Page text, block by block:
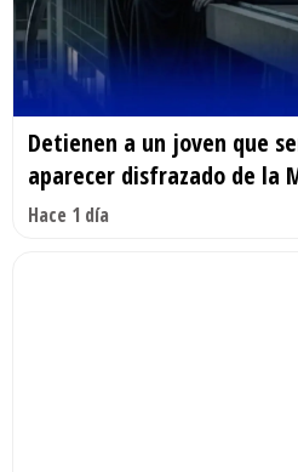
Detienen a un joven que
aparecer disfrazado de la
Hace 1 día